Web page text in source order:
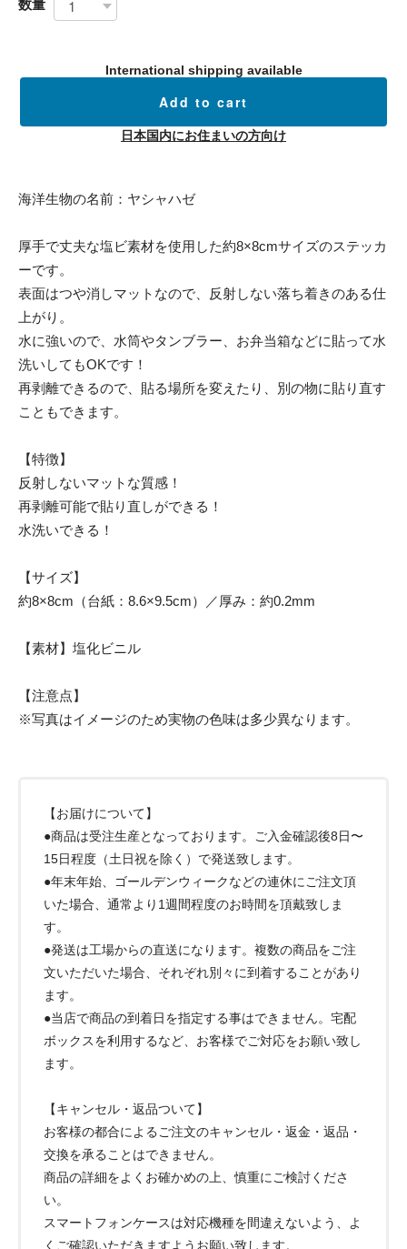
数量
International shipping available
Add to cart
日本国内にお住まいの方向け
海洋生物の名前：ヤシャハゼ
厚手で丈夫な塩ビ素材を使用した約8×8cmサイズのステッカ
ーです。
表面はつや消しマットなので、反射しない落ち着きのある仕
上がり。
水に強いので、水筒やタンブラー、お弁当箱などに貼って水
洗いしてもOKです！
再剥離できるので、貼る場所を変えたり、別の物に貼り直す
こともできます。
【特徴】
反射しないマットな質感！
再剥離可能で貼り直しができる！
水洗いできる！
【サイズ】
約8×8cm（台紙：8.6×9.5cm）／厚み：約0.2mm
【素材】塩化ビニル
【注意点】
※写真はイメージのため実物の色味は多少異なります。
【お届けについて】
●商品は受注生産となっております。ご入金確認後8日〜
15日程度（土日祝を除く）で発送致します。
●年末年始、ゴールデンウィークなどの連休にご注文頂
いた場合、通常より1週間程度のお時間を頂戴致しま
す。
●発送は工場からの直送になります。複数の商品をご注
文いただいた場合、それぞれ別々に到着することがあり
ます。
●当店で商品の到着日を指定する事はできません。宅配
ボックスを利用するなど、お客様でご対応をお願い致し
ます。
【キャンセル・返品ついて】
お客様の都合によるご注文のキャンセル・返金・返品・
交換を承ることはできません。
商品の詳細をよくお確かめの上、慎重にご検討くださ
い。
スマートフォンケースは対応機種を間違えないよう、よ
くご確認いただきますようお願い致します。